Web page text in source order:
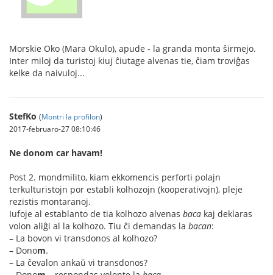
Morskie Oko (Mara Okulo), apude - la granda monta ŝirmejo.
Inter miloj da turistoj kiuj ĉiutage alvenas tie, ĉiam troviĝas
kelke da naivuloj...
StefKo (Montri la profilon)
2017-februaro-27 08:10:46
Ne donom car havam!
Post 2. mondmilito, kiam ekkomencis perforti polajn
terkulturistojn por establi kolhozojn (kooperativojn), pleje
rezistis montaranoj.
Iufoje al establanto de tia kolhozo alvenas baca kaj deklaras
volon aliĝi al la kolhozo. Tiu ĉi demandas la bacan:
– La bovon vi transdonos al kolhozo?
– Donom.
– La ĉevalon ankaŭ vi transdonos?